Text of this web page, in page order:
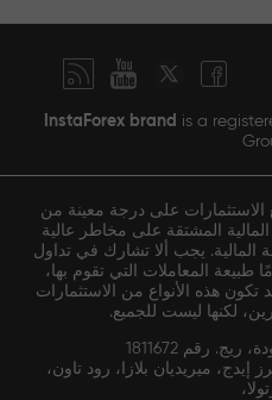
InstaForex brand is a
على درجة معينة من
المشتقة على مخاطر عالية
المالية. يجب ألا تشارك في تداول
طبيعة المعاملات التي تقوم بها،
هذه الأنواع من الاستثمارات
لكنها ليست للجميع.
رقم 1811672
إيدج، ميريديان بلازا، رود تاون،